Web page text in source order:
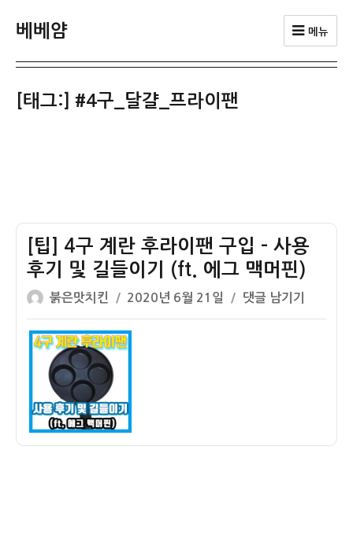
베베얌 메뉴
[태그:] #4구_달걀_프라이팬
[팁] 4구 계란 후라이팬 구입 – 사용
후기 및 길들이기 (ft. 에그 맥머핀)
글
쓴
이
붉은맛치킨
작
성
일
2020년 6월 21일
[팁]
4
댓글 남기기